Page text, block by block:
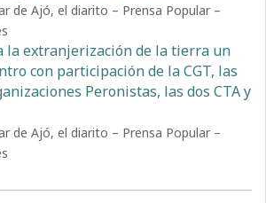
de Ajó, el diarito – Prensa Popular –
la extranjerización de la tierra un
con participación de la CGT, las
Peronistas, las dos CTA y
de Ajó, el diarito – Prensa Popular –